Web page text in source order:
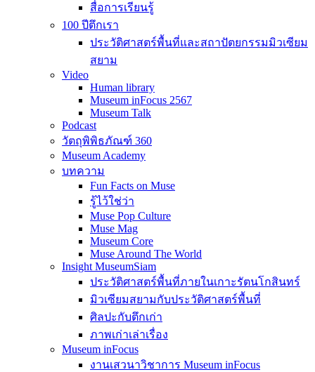
สื่อการเรียนรู้
100 ปีตึกเรา
ประวัติศาสตร์พื้นที่และสถาปัตยกรรมมิวเซียม
สยาม
Video
Human library
Museum inFocus 2567
Museum Talk
Podcast
วัตถุพิพิธภัณฑ์ 360
Museum Academy
บทความ
Fun Facts on Muse
รู้ไว้ใช่ว่า
Muse Pop Culture
Muse Mag
Museum Core
Muse Around The World
Insight MuseumSiam
ประวัติศาสตร์พื้นที่ภายในเกาะรัตนโกสินทร์
มิวเซียมสยามกับประวัติศาสตร์พื้นที่
ศิลปะกับตึกเก่า
ภาพเก่าเล่าเรื่อง
Museum inFocus
งานเสวนาวิชาการ Museum inFocus